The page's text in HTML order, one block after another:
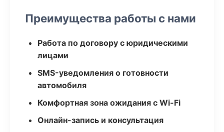
Преимущества работы с нами
Работа по договору с юридическими
лицами
SMS-уведомления о готовности
автомобиля
Комфортная зона ожидания с Wi-Fi
Онлайн-запись и консультация